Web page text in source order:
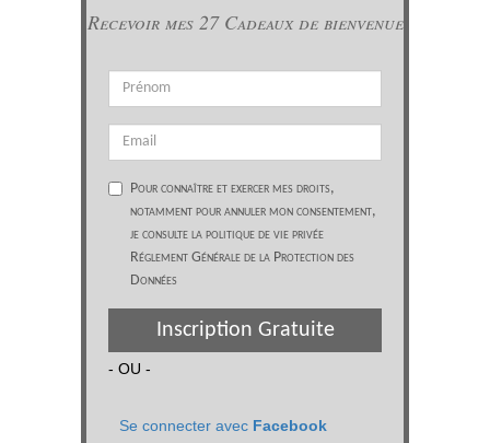
Recevoir mes 27 Cadeaux de bienvenue
Pour connaître et exercer mes droits,
notamment pour annuler mon consentement,
je consulte la politique de vie privée
Réglement Générale de la Protection des
Données
Inscription Gratuite
- OU -
Se connecter avec Facebook